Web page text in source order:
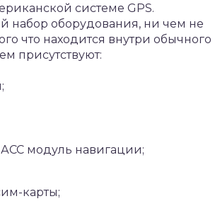
системе GPS.
набор оборудования, ни чем не
что находится внутри обычного
присутствуют:
модуль навигации;
карты;